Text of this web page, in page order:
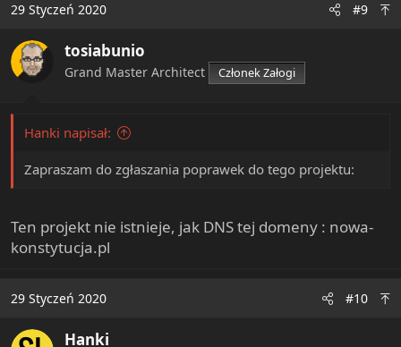
29 Styczeń 2020 #9
tosiabunio
Grand Master Architect Członek Załogi
Hanki napisał:
Zapraszam do zgłaszania poprawek do tego projektu:
Ten projekt nie istnieje, jak DNS tej domeny : nowa-
konstytucja.pl
29 Styczeń 2020 #10
Hanki